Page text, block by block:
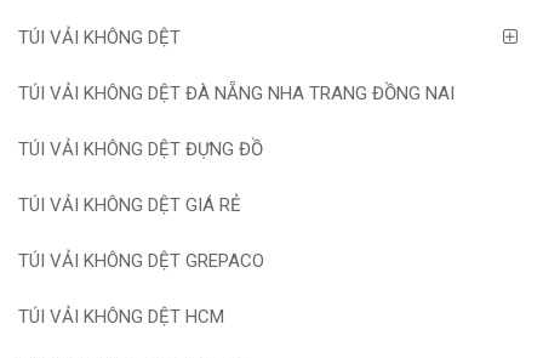
TÚI VẢI KHÔNG DỆT
TÚI VẢI KHÔNG DỆT ĐÀ NẴNG NHA TRANG ĐỒNG NAI
TÚI VẢI KHÔNG DỆT ĐỰNG ĐỒ
TÚI VẢI KHÔNG DỆT GIÁ RẺ
TÚI VẢI KHÔNG DỆT GREPACO
TÚI VẢI KHÔNG DỆT HCM